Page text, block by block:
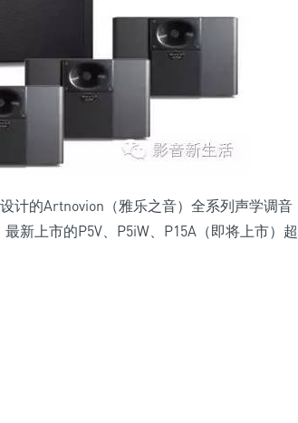
计的Artnovion（雅乐之音）全系列声学调音
新上市的P5V、P5iW、P15A（即将上市）超